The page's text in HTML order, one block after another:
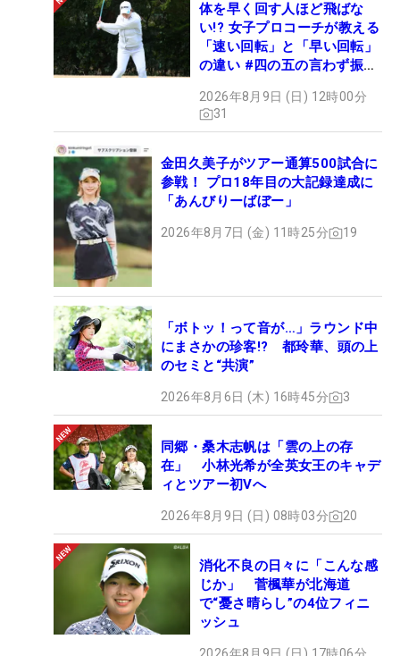
体を早く回す人ほど飛ばな
い!? 女子プロコーチが教える
「速い回転」と「早い回転」
の違い #四の五の言わず振り
2026年8月9日 (日) 12時00分
31
金田久美子がツアー通算500試合に
参戦！ プロ18年目の大記録達成に
「あんびりーばぼー」
2026年8月7日 (金) 11時25分 19
「ボトッ！って音が…」ラウンド中
にまさかの珍客!? 都玲華、頭の上
のセミと“共演”
2026年8月6日 (木) 16時45分 3
同郷・桑木志帆は「雲の上の存
在」 小林光希が全英女王のキャデ
ィとツアー初Vへ
2026年8月9日 (日) 08時03分 20
消化不良の日々に「こんな感
じか」 菅楓華が北海道
で“憂さ晴らし”の4位フィニ
ッシュ